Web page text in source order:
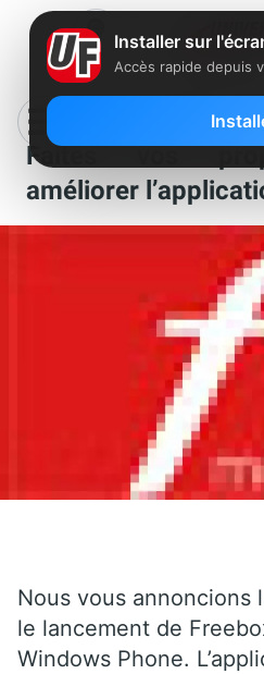
Freebox Mobile
Faites vos
améliorer
Nous vous annoncions
le lancement de
Windows Phone.
Installer sur
Accès rapide depuis